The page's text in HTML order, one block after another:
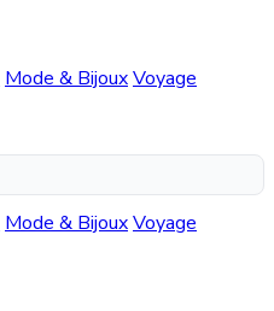
Mode & BijouxVoyage
Mode & BijouxVoyage